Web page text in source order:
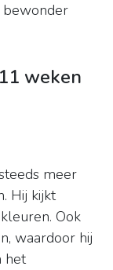
bewonder
weken
meer
Hij kijkt
Ook
waardoor hij
het